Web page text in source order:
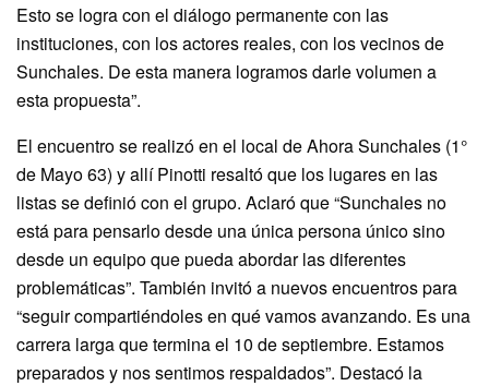
Esto se logra con el diálogo permanente con las
instituciones, con los actores reales, con los vecinos de
Sunchales. De esta manera logramos darle volumen a
esta propuesta”.
El encuentro se realizó en el local de Ahora Sunchales (1°
de Mayo 63) y allí Pinotti resaltó que los lugares en las
listas se definió con el grupo. Aclaró que “Sunchales no
está para pensarlo desde una única persona único sino
desde un equipo que pueda abordar las diferentes
problemáticas”. También invitó a nuevos encuentros para
“seguir compartiéndoles en qué vamos avanzando. Es una
carrera larga que termina el 10 de septiembre. Estamos
preparados y nos sentimos respaldados”. Destacó la